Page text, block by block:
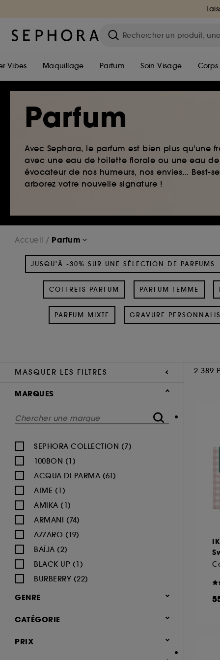
Vibes Maquillage Parfum Soin Visage Corps
Parfum
Avec Sephora, le parfum est bien plus qu'une
avec une eau de toilette florale ou une eau
évocateur de nos humeurs, nos envies... Best-
arborez votre nouvelle signature !
Accueil Parfum
JUSQU'À -30% SUR UNE SÉLECTION DE PARFUMS
COFFRETS PARFUM PARFUM FEMME
PARFUM MIXTE GRAVURE
MASQUER LES FILTRES 2 389
MARQUES
SEPHORA COLLECTION (7)
100BON (1)
ACQUA DI PARMA (61)
AIME (1)
AMIKA (1)
ARMANI (74)
AZZARO (19)
BAÏJA (2)
BLACK UP (1)
BURBERRY (22)
BVLGARI (12)
CACHAREL (24)
GENRE
Femme (1366)
Mixte (491)
CATÉGORIE
Parfum
PRIX